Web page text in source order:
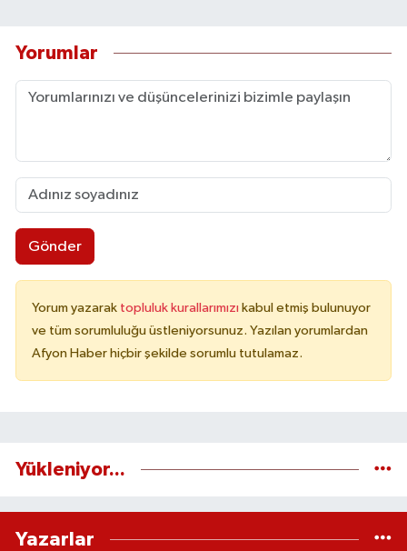
Yorumlar
Gönder
Yorum yazarak topluluk kurallarımızı kabul etmiş bulunuyor
ve tüm sorumluluğu üstleniyorsunuz. Yazılan yorumlardan
Afyon Haber hiçbir şekilde sorumlu tutulamaz.
Yükleniyor...
Yazarlar